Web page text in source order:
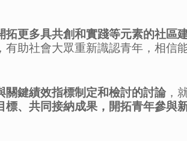
拓更多具共創和實踐等元素的社區
有助社會大眾重新識認青年，相信
關鍵績效指標制定和檢討的討論 ，
標、共同接納成果，開拓青年參與